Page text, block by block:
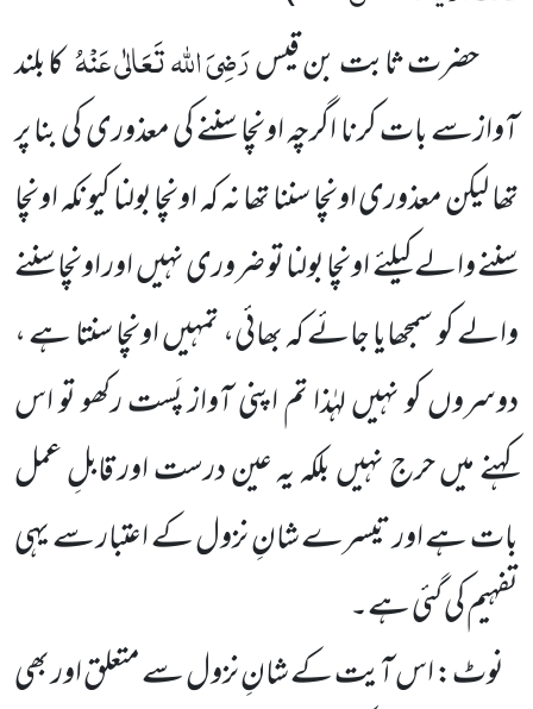
حضرت ثابت بن قیسرَضِیَ اللہ تَعَالٰی عَنْہُکا بلند
آوازسے بات کرنا اگرچہ اونچا سننے کی معذوری کی بنا پر
تھا لیکن معذوری اونچا سننا تھا نہ کہ اونچا بولنا کیونکہ اونچا
سننے والے کیلئے اونچا بولنا تو ضروری نہیں اور اونچا سننے
والے کو سمجھایا جائے کہ بھائی، تمہیں اونچا سنتا ہے ،
دوسروں کو نہیں لہٰذا تم اپنی آواز پَست رکھو تو اس
کہنے میں حرج نہیں بلکہ یہ عین درست اور قابلِ عمل
بات ہے اور تیسرے شانِ نزول کے اعتبار سے یہی
تفہیم کی گئی ہے۔
نوٹ: اس آیت کے شانِ نزول سے متعلق اور بھی